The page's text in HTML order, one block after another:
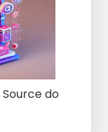
do